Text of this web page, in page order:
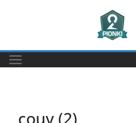
couv (2)